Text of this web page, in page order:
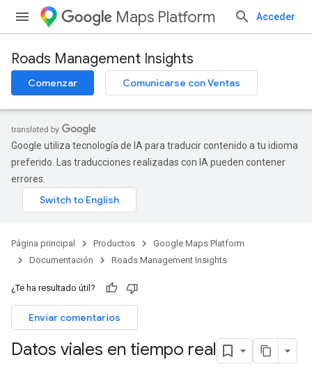
Maps Platform Acceder
Roads Management Insights
Comenzar Comunicarse con Ventas
Google utiliza tecnología de IA para traducir contenido a tu idioma
preferido. Las traducciones realizadas con IA pueden contener
errores.
Página principal Productos
Google Maps Platform
Documentación
Roads Management Insights
¿Te ha resultado útil?
Enviar comentarios
Datos viales en tiempo real